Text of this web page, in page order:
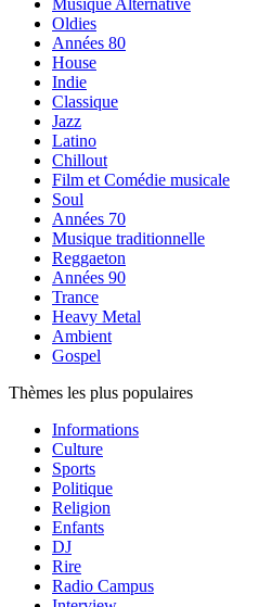
Musique Alternative
Oldies
Années 80
House
Indie
Classique
Jazz
Latino
Chillout
Film et Comédie musicale
Soul
Années 70
Musique traditionnelle
Reggaeton
Années 90
Trance
Heavy Metal
Ambient
Gospel
Thèmes les plus populaires
Informations
Culture
Sports
Politique
Religion
Enfants
DJ
Rire
Radio Campus